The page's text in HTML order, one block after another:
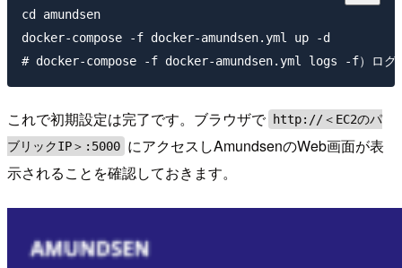
cd amundsen
docker-compose -f docker-amundsen.yml up -d
これで初期設定は完了です。ブラウザで
http://＜EC2のパ
ブリックIP＞:5000 にアクセスしAmundsenのWeb画面が表
示されることを確認しておきます。